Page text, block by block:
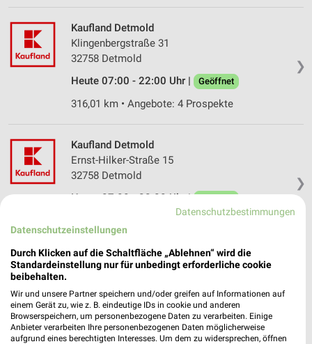
❯
Kaufland Detmold
Klingenbergstraße 31
32758 Detmold
Heute 07:00 - 22:00 Uhr |
Geöffnet
316,01 km • Angebote: 4 Prospekte
❯
Kaufland Detmold
Ernst-Hilker-Straße 15
32758 Detmold
Heute 07:00 - 22:00 Uhr |
MERTENS-Reisen Rietberg Deutschland
33397 Rietberg Deutschland
Heute 09:00 - 12:30 13:30 - 16:30 Uhr |
Schließt in 50 Min.
Datenschutzbestimmungen
Datenschutzeinstellungen
Durch Klicken auf die Schaltfläche „Ablehnen“ wird die
Standardeinstellung nur für unbedingt erforderliche cookie
beibehalten.
Wir und unsere Partner speichern und/oder greifen auf Informationen auf
einem Gerät zu, wie z. B. eindeutige IDs in cookie und anderen
Browserspeichern, um personenbezogene Daten zu verarbeiten. Einige
Anbieter verarbeiten Ihre personenbezogenen Daten möglicherweise
aufgrund eines berechtigten Interesses. Um dem zu widersprechen, öffnen